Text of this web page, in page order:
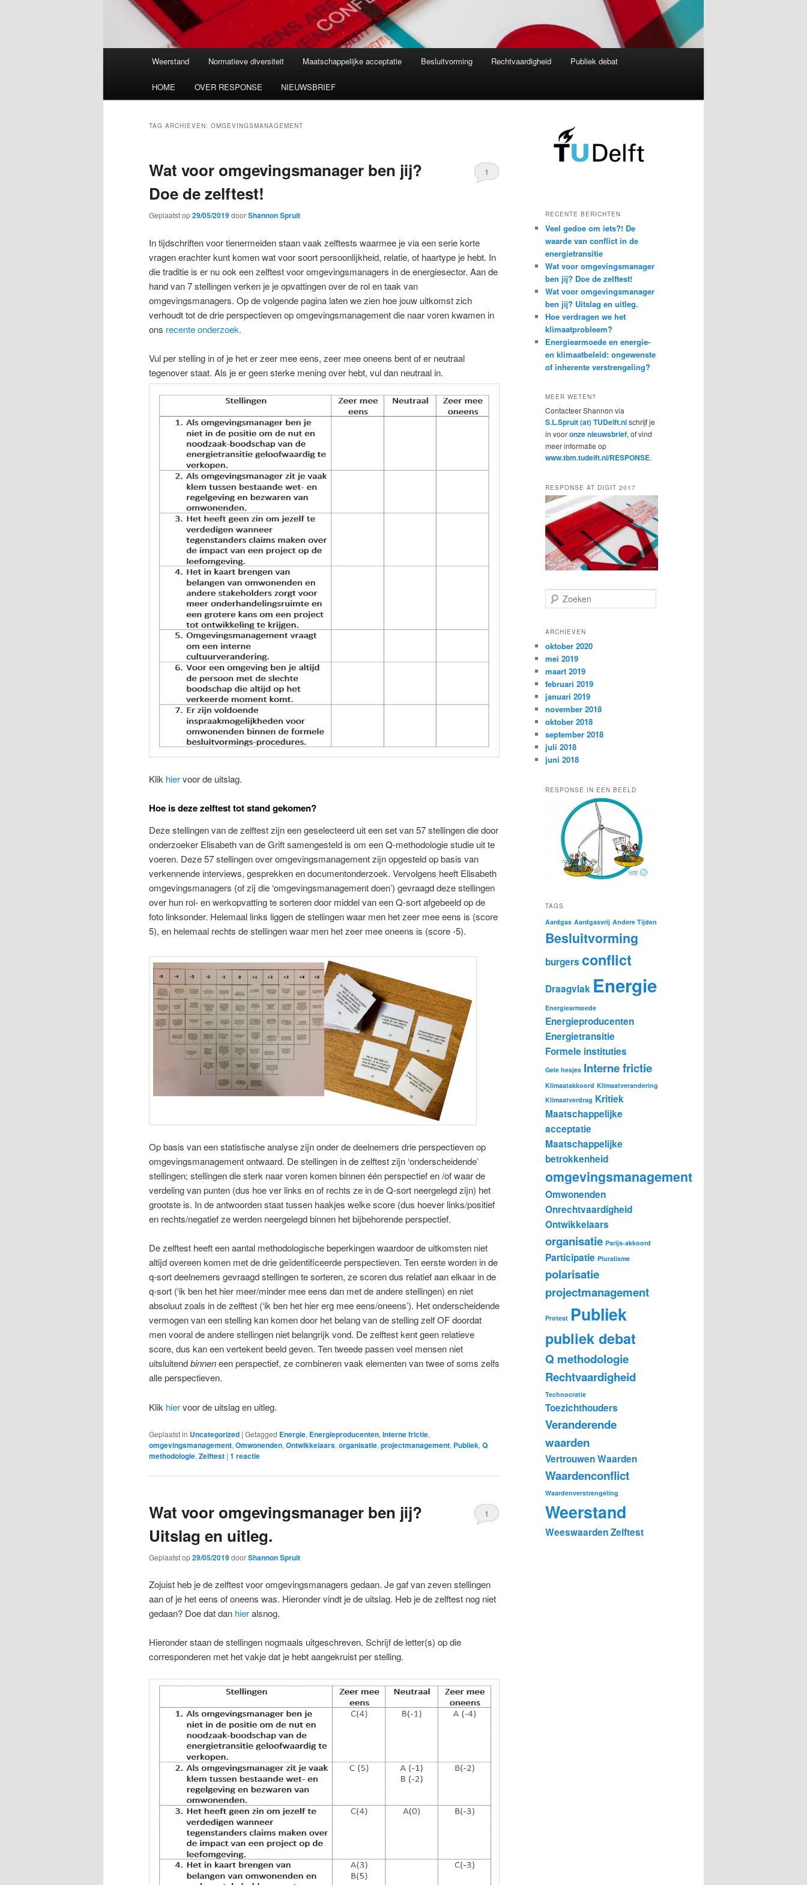
Weerstand Normatieve diversiteit Maatschappelijke acceptatie Besluitvorming Rechtvaardigheid Publiek debat
HOME OVER RESPONSE NIEUWSBRIEF
TAG ARCHIEVEN: OMGEVINGSMANAGEMENT
Wat voor omgevingsmanager ben jij?
Doe de zelftest!
Geplaatst op29/05/2019doorShannon Spruit
1
In tijdschriften voor tienermeiden staan vaak zelftests waarmee je via een serie korte
vragen erachter kunt komen wat voor soort persoonlijkheid, relatie, of haartype je hebt. In
die traditie is er nu ook een zelftest voor omgevingsmanagers in de energiesector. Aan de
hand van 7 stellingen verken je je opvattingen over de rol en taak van
omgevingsmanagers. Op de volgende pagina laten we zien hoe jouw uitkomst zich
verhoudt tot de drie perspectieven op omgevingsmanagement die naar voren kwamen in
ons recente onderzoek.
Vul per stelling in of je het er zeer mee eens, zeer mee oneens bent of er neutraal
tegenover staat. Als je er geen sterke mening over hebt, vul dan neutraal in.
Klik hiervoor de uitslag.
Hoe is deze zelftest tot stand gekomen?
Deze stellingen van de zelftest zijn een geselecteerd uit een set van 57 stellingen die door
onderzoeker Elisabeth van de Grift samengesteld is om een Q-methodologie studie uit te
voeren. Deze 57 stellingen over omgevingsmanagement zijn opgesteld op basis van
verkennende interviews, gesprekken en documentonderzoek. Vervolgens heeft Elisabeth
omgevingsmanagers (of zij die ‘omgevingsmanagement doen’) gevraagd deze stellingen
over hun rol- en werkopvatting te sorteren door middel van een Q-sort afgebeeld op de
foto linksonder. Helemaal links liggen de stellingen waar men het zeer mee eens is (score
5), en helemaal rechts de stellingen waar men het zeer mee oneens is (score -5).
Op basis van een statistische analyse zijn onder de deelnemers drie perspectieven op
omgevingsmanagement ontwaard. De stellingen in de zelftest zijn ‘onderscheidende’
stellingen; stellingen die sterk naar voren komen binnen één perspectief en /of waar de
verdeling van punten (dus hoe ver links en of rechts ze in de Q-sort neergelegd zijn) het
grootste is. In de antwoorden staat tussen haakjes welke score (dus hoever links/positief
en rechts/negatief ze werden neergelegd binnen het bijbehorende perspectief.
De zelftest heeft een aantal methodologische beperkingen waardoor de uitkomsten niet
altijd overeen komen met de drie geïdentificeerde perspectieven. Ten eerste worden in de
q-sort deelnemers gevraagd stellingen te sorteren, ze scoren dus relatief aan elkaar in de
q-sort (‘ik ben het hier meer/minder mee eens dan met de andere stellingen) en niet
absoluut zoals in de zelftest (‘ik ben het hier erg mee eens/oneens’). Het onderscheidende
vermogen van een stelling kan komen door het belang van de stelling zelf OF doordat
men vooral de andere stellingen niet belangrijk vond. De zelftest kent geen relatieve
score, dus kan een vertekent beeld geven. Ten tweede passen veel mensen niet
uitsluitendbinneneen perspectief, ze combineren vaak elementen van twee of soms zelfs
alle perspectieven.
Klik hiervoor de uitslag en uitleg.
Geplaatst in Uncategorized | Getagged Energie, Energieproducenten, Interne frictie,
omgevingsmanagement, Omwonenden, Ontwikkelaars, organisatie, projectmanagement, Publiek, Q
methodologie, Zelftest | 1 reactie
Wat voor omgevingsmanager ben jij?
Uitslag en uitleg.
Geplaatst op29/05/2019doorShannon Spruit
1
Zojuist heb je de zelftest voor omgevingsmanagers gedaan. Je gaf van zeven stellingen
aan of je het eens of oneens was. Hieronder vindt je de uitslag. Heb je de zelftest nog niet
gedaan? Doe dat dan hieralsnog.
Hieronder staan de stellingen nogmaals uitgeschreven. Schrijf de letter(s) op die
corresponderen met het vakje dat je hebt aangekruist per stelling.
RECENTE BERICHTEN
Veel gedoe om iets?! De
waarde van conflict in de
energietransitie
Wat voor omgevingsmanager
ben jij? Doe de zelftest!
Wat voor omgevingsmanager
ben jij? Uitslag en uitleg.
Hoe verdragen we het
klimaatprobleem?
Energiearmoede en energie-
en klimaatbeleid: ongewenste
of inherente verstrengeling?
MEER WETEN?
Contacteer Shannon via
S.L.Spruit (at) TUDelft.nlschrijf je
in vooronze nieuwsbrief, of vind
meer informatie op
www.tbm.tudelft.nl/RESPONSE.
RESPONSE AT DIGIT 2017
o
k
n
ARCHIEVEN
oktober 2020
mei 2019
maart 2019
februari 2019
januari 2019
november 2018
oktober 2018
september 2018
juli 2018
juni 2018
RESPONSE IN EEN BEELD
TAGS
Aardgas Aardgasvrij Andere Tijden
Besluitvorming
burgers conflict
Draagvlak Energie
Energiearmoede
Energieproducenten
Energietransitie
Formele instituties
Gele hesjes Interne frictie
Klimaatakkoord Klimaatverandering
Klimaatverdrag Kritiek
Maatschappelijke
acceptatie
Maatschappelijke
betrokkenheid
omgevingsmanagement
Omwonenden
Onrechtvaardigheid
Ontwikkelaars
organisatie Parijs-akkoord
Participatie Pluralisme
polarisatie
projectmanagement
Protest Publiek
publiek debat
Q methodologie
Rechtvaardigheid
Technocratie
Toezichthouders
Veranderende
waarden
VertrouwenWaarden
Waardenconflict
Waardenverstrengeling
Weerstand
WeeswaardenZelftest